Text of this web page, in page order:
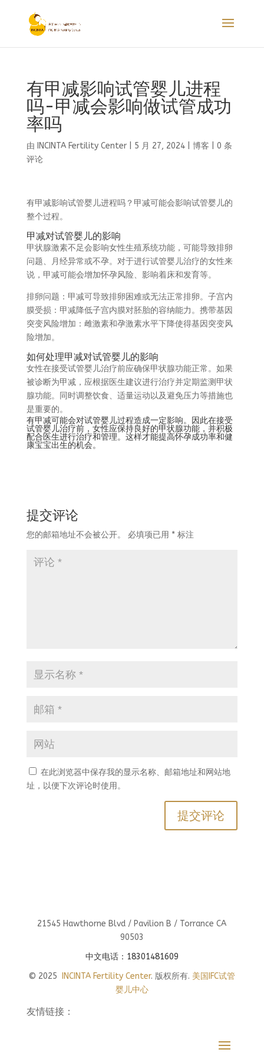
有甲减影响试管婴儿进程
吗-甲减会影响做试管成功
率吗
由 INCINTA Fertility Center| 5 月 27, 2024| 博客
0 条
评论
有甲减影响试管婴儿进程吗？甲减可能会影响试管婴儿的
整个过程。
甲减对试管婴儿的影响
甲状腺激素不足会影响女性生殖系统功能，可能导致排卵
问题、月经异常或不孕。对于进行试管婴儿治疗的女性来
说，甲减可能会增加怀孕风险、影响着床和发育等。
排卵问题：甲减可导致排卵困难或无法正常排卵。子宫内
膜受损：甲减降低子宫内膜对胚胎的容纳能力。携带基因
突变风险增加：雌激素和孕激素水平下降使得基因突变风
险增加。
如何处理甲减对试管婴儿的影响
女性在接受试管婴儿治疗前应确保甲状腺功能正常。如果
被诊断为甲减，应根据医生建议进行治疗并定期监测甲状
腺功能。同时调整饮食、适量运动以及避免压力等措施也
是重要的。
有甲减可能会对试管婴儿过程造成一定影响。因此在接受
试管婴儿治疗前，女性应保持良好的甲状腺功能，并积极
配合医生进行治疗和管理。这样才能提高怀孕成功率和健
康宝宝出生的机会。
提交评论
您的邮箱地址不会被公开。 必填项已用 *标注
在此浏览器中保存我的显示名称、邮箱地址和网站地
址，以便下次评论时使用。
21545 Hawthorne Blvd / Pavilion B / Torrance CA
90503
中文电话：18301481609
© 2025
INCINTA Fertility Center. 版权所有. 美国IFC试管
婴儿中心
友情链接：